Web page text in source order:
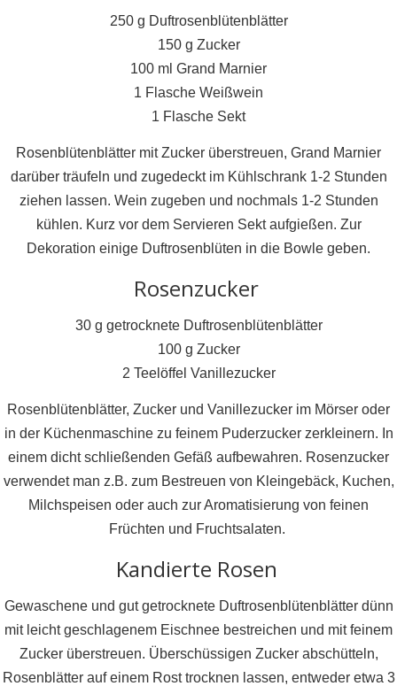
250 g Duftrosenblütenblätter
150 g Zucker
100 ml Grand Marnier
1 Flasche Weißwein
1 Flasche Sekt
Rosenblütenblätter mit Zucker überstreuen, Grand Marnier
darüber träufeln und zugedeckt im Kühlschrank 1-2 Stunden
ziehen lassen. Wein zugeben und nochmals 1-2 Stunden
kühlen. Kurz vor dem Servieren Sekt aufgießen. Zur
Dekoration einige Duftrosenblüten in die Bowle geben.
Rosenzucker
30 g getrocknete Duftrosenblütenblätter
100 g Zucker
2 Teelöffel Vanillezucker
Rosenblütenblätter, Zucker und Vanillezucker im Mörser oder
in der Küchenmaschine zu feinem Puderzucker zerkleinern. In
einem dicht schließenden Gefäß aufbewahren. Rosenzucker
verwendet man z.B. zum Bestreuen von Kleingebäck, Kuchen,
Milchspeisen oder auch zur Aromatisierung von feinen
Früchten und Fruchtsalaten.
Kandierte Rosen
Gewaschene und gut getrocknete Duftrosenblütenblätter dünn
mit leicht geschlagenem Eischnee bestreichen und mit feinem
Zucker überstreuen. Überschüssigen Zucker abschütteln,
Rosenblätter auf einem Rost trocknen lassen, entweder etwa 3